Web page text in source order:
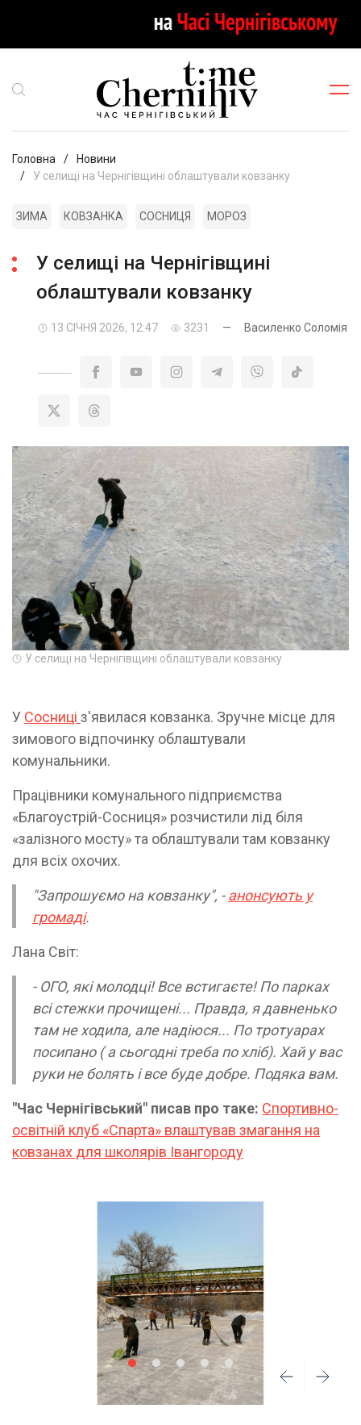
Головна
Новини
У селищі на Чернігівщині облаштували ковзанку
ЗИМА КОВЗАНКА СОСНИЦЯ МОРОЗ
У селищі на Чернігівщині
облаштували ковзанку
13 СІЧНЯ 2026, 12:47 3231 — Василенко Соломія
У селищі на Чернігівщині облаштували ковзанку
У Сосниці з'явилася ковзанка. Зручне місце для
зимового відпочинку облаштували
комунальники.
Працівники комунального підприємства
«Благоустрій-Сосниця» розчистили лід біля
«залізного мосту» та облаштували там ковзанку
для всіх охочих.
"Запрошуємо на ковзанку", -анонсують у
громаді.
Лана Світ:
- ОГО, які молодці! Все встигаєте! По парках
всі стежки прочищені... Правда, я давненько
там не ходила, але надіюся... По тротуарах
посипано ( а сьогодні треба по хліб). Хай у вас
руки не болять і все буде добре. Подяка вам.
"Час Чернігівський" писав про таке: Спортивно-
освітній клуб «Спарта» влаштував змагання на
ковзанах для школярів Івангороду